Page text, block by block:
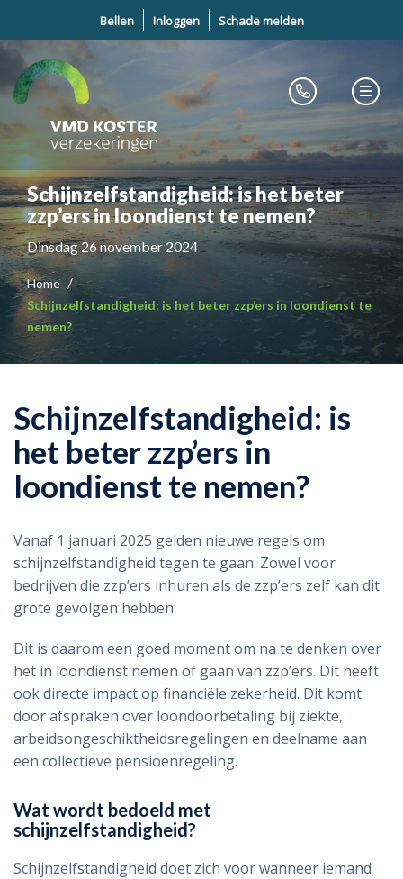
Bellen Inloggen Schade melden
Schijnzelfstandigheid: is het beter
zzp’ers in loondienst te nemen?
Dinsdag 26 november 2024
Home
Schijnzelfstandigheid: is het beter zzp’ers in loondienst te
nemen?
Schijnzelfstandigheid: is
het beter zzp’ers in
loondienst te nemen?
Vanaf 1 januari 2025 gelden nieuwe regels om
schijnzelfstandigheid tegen te gaan. Zowel voor
bedrijven die zzp’ers inhuren als de zzp’ers zelf kan dit
grote gevolgen hebben.
Dit is daarom een goed moment om na te denken over
het in loondienst nemen of gaan van zzp’ers. Dit heeft
ook directe impact op financiële zekerheid. Dit komt
door afspraken over loondoorbetaling bij ziekte,
arbeidsongeschiktheidsregelingen en deelname aan
een collectieve pensioenregeling.
Wat wordt bedoeld met
schijnzelfstandigheid?
Schijnzelfstandigheid doet zich voor wanneer iemand